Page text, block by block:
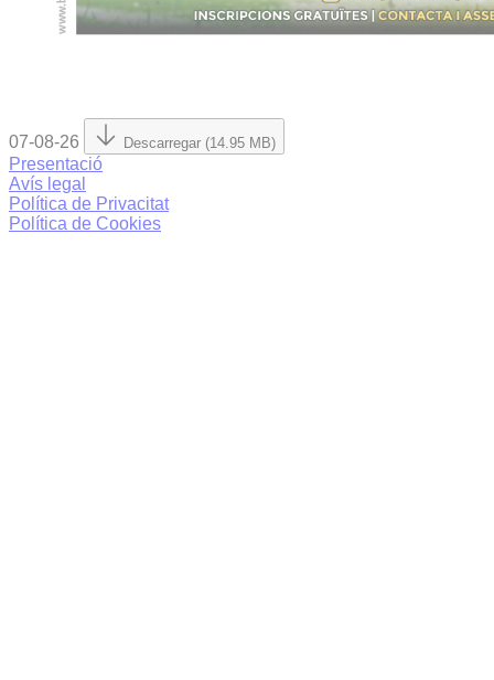
07-08-26 Descarregar (14.95 MB)
Presentació
Avís legal
Política de Privacitat
Política de Cookies